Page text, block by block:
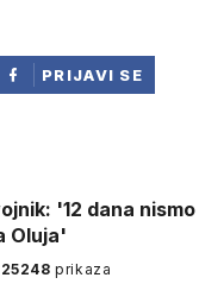
PRIJAVI SE
'12 dana
Oluja'
prikaza